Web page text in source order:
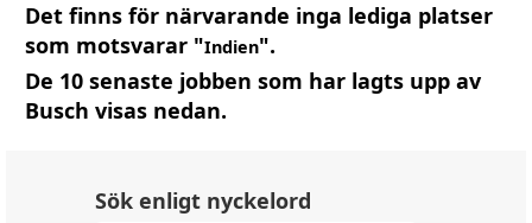
Det finns för närvarande inga lediga platser
som motsvarar "Indien".
De 10 senaste jobben som har lagts upp av
Busch visas nedan.
Sök enligt nyckelord